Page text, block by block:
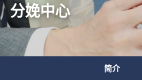
分娩中心
简介